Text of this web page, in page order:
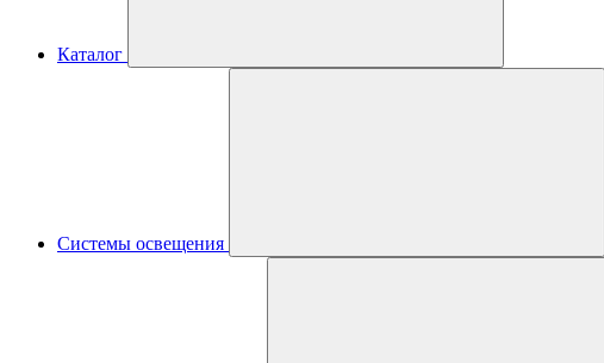
Каталог
Системы освещения